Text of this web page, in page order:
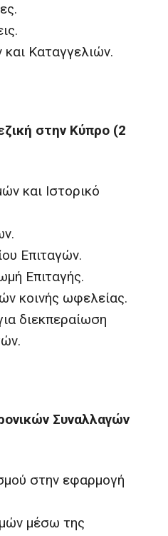
Καταγγελιών.
στην Κύπρο (2
και Ιστορικό
Επιταγών.
Επιταγής.
κοινής ωφελείας.
διεκπεραίωση
Συναλλαγών
στην εφαρμογή
μέσω της